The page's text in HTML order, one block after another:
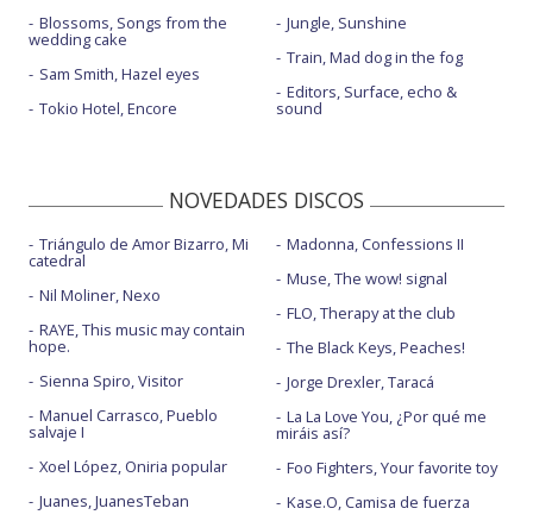
Blossoms, Songs from the
wedding cake
Sam Smith, Hazel eyes
Tokio Hotel, Encore
Jungle, Sunshine
Train, Mad dog in the fog
Editors, Surface, echo &
sound
NOVEDADES DISCOS
Triángulo de Amor Bizarro, Mi
catedral
Nil Moliner, Nexo
RAYE, This music may contain
hope.
Sienna Spiro, Visitor
Manuel Carrasco, Pueblo
salvaje I
Xoel López, Oniria popular
Juanes, JuanesTeban
Madonna, Confessions II
Muse, The wow! signal
FLO, Therapy at the club
The Black Keys, Peaches!
Jorge Drexler, Taracá
La La Love You, ¿Por qué me
miráis así?
Foo Fighters, Your favorite toy
Kase.O, Camisa de fuerza